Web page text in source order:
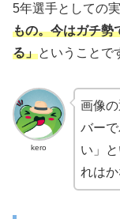
5年選手としての実
もの。今はガチ勢
る」ということで
kero
画像
バー
い」
れは